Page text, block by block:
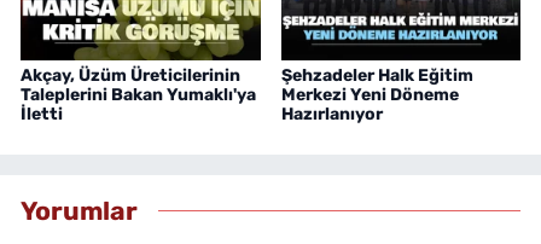
Akçay, Üzüm Üreticilerinin
Taleplerini Bakan Yumaklı'ya
İletti
Şehzadeler Halk Eğitim
Merkezi Yeni Döneme
Hazırlanıyor
Yorumlar